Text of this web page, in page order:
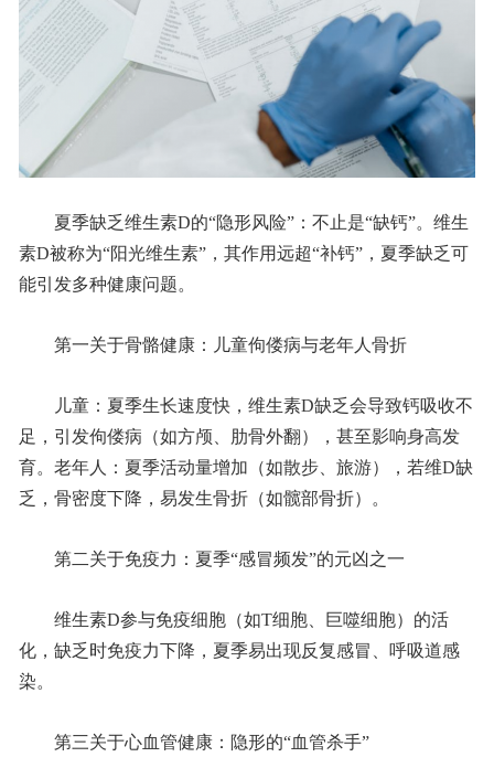
夏季缺乏维生素D的“隐形风险”：不止是“缺钙”。维生
素D被称为“阳光维生素”，其作用远超“补钙”，夏季缺乏可
能引发多种健康问题。
第一关于骨骼健康：儿童佝偻病与老年人骨折
儿童：夏季生长速度快，维生素D缺乏会导致钙吸收不
足，引发佝偻病（如方颅、肋骨外翻），甚至影响身高发
育。老年人：夏季活动量增加（如散步、旅游），若维D缺
乏，骨密度下降，易发生骨折（如髋部骨折）。
第二关于免疫力：夏季“感冒频发”的元凶之一
维生素D参与免疫细胞（如T细胞、巨噬细胞）的活
化，缺乏时免疫力下降，夏季易出现反复感冒、呼吸道感
染。
第三关于心血管健康：隐形的“血管杀手”